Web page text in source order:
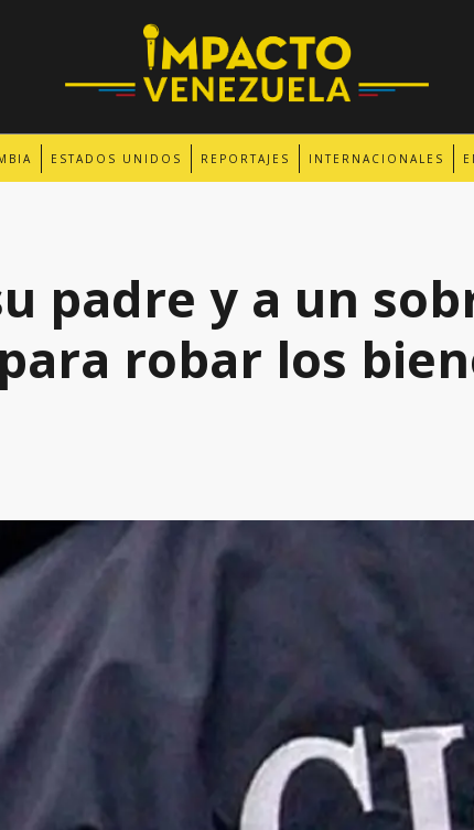
ESTADOS UNIDOS REPORTAJES INTERNACIONALES
padre y a un
robar los